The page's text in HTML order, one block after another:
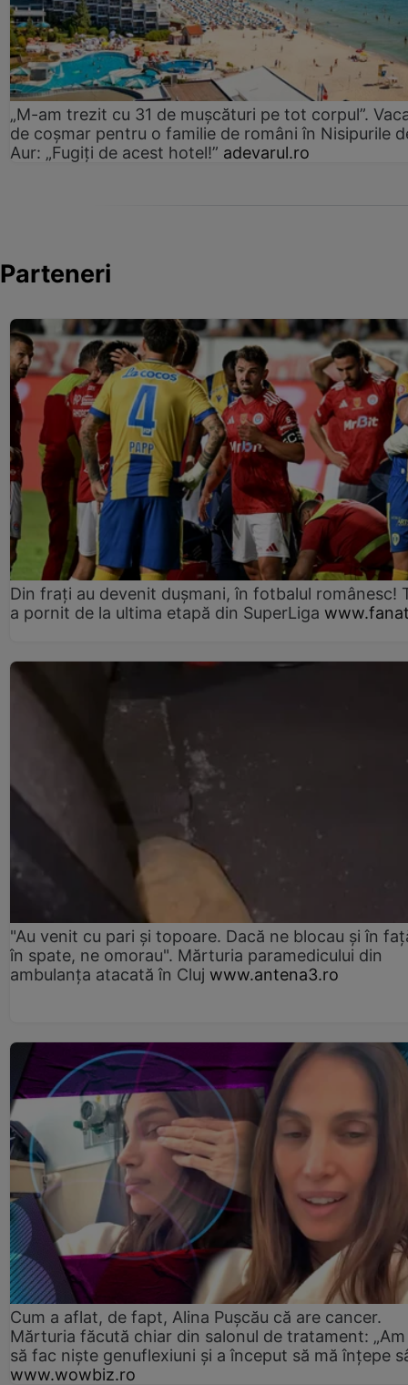
„M-am trezit cu 31 de mușcături pe tot corpul”.
de coșmar pentru o familie de români în Nisipurile
Aur: „Fugiți de acest hotel!” adevarul.ro
Parteneri
Din frați au devenit dușmani, în fotbalul românesc!
a pornit de la ultima etapă din SuperLiga
"Au venit cu pari și topoare. Dacă ne blocau şi în
în spate, ne omorau". Mărturia paramedicului din
ambulanţa atacată în Cluj www.antena3.ro
Cum a aflat, de fapt, Alina Pușcău că are cancer.
Mărturia făcută chiar din salonul de tratament:
să fac niște genuflexiuni și a început să mă înțepe
www.wowbiz.ro